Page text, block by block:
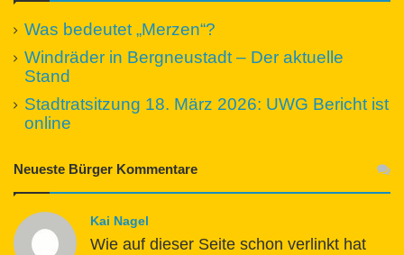
Was bedeutet „Merzen“?
Windräder in Bergneustadt – Der aktuelle
Stand
Stadtratsitzung 18. März 2026: UWG Bericht ist
online
Neueste Bürger Kommentare
Kai Nagel
Wie auf dieser Seite schon verlinkt hat